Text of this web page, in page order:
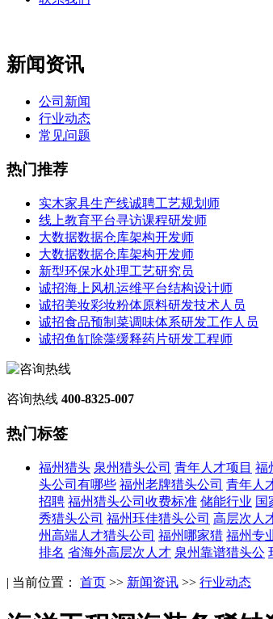
新闻资讯
公司新闻
行业动态
常见问题
热门推荐
实木家具生产线诚聘工艺规划师
线上教育平台寻访课程研发师
大数据数据仓库架构开发师
大数据数据仓库架构开发师
新型环保水处理工艺研究员
诚招海上风机运维平台结构设计师
诚招美妆彩妆粉体原料研发技术人员
诚招食品预制菜调味体系研发工作人员
诚招鱼缸除藻缓释药片研发工程师
咨询热线 400-8325-007
热门标签
福州猎头 泉州猎头公司 青年人才项目 福
头公司有哪些 福州老牌猎头公司 青年人
招聘 福州猎头公司收费标准 储能行业 国
秀猎头公司 福州珏佳猎头公司 高层次人
州高端人才猎头公司 福州哪家猎 福州专
排名 省海外高层次人才 泉州靠谱猎头公
| 当前位置： 首页 >> 新闻资讯 >> 行业动态